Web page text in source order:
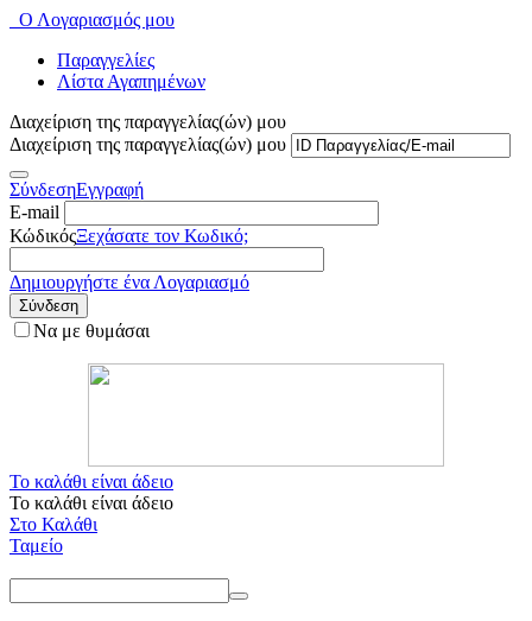
Ο Λογαριασμός μου
Παραγγελίες
Λίστα Αγαπημένων
Διαχείριση της παραγγελίας(ών) μου
Διαχείριση της παραγγελίας(ών) μου
ΣύνδεσηΕγγραφή
E-mail
ΚώδικόςΞεχάσατε τον Κωδικό;
Δημιουργήστε ένα Λογαριασμό
Σύνδεση
Να με θυμάσαι
Το καλάθι είναι άδειο
Το καλάθι είναι άδειο
Στο Καλάθι
Ταμείο